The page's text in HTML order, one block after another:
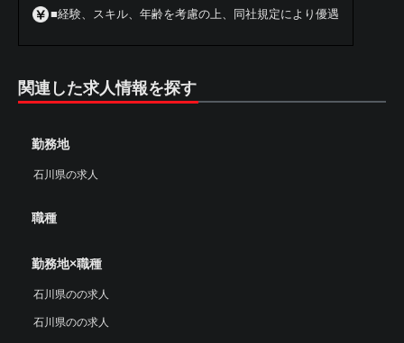
■経験、スキル、年齢を考慮の上、同社規定により優遇
関連した求人情報を探す
勤務地
石川県の求人
職種
勤務地×職種
石川県のの求人
石川県のの求人